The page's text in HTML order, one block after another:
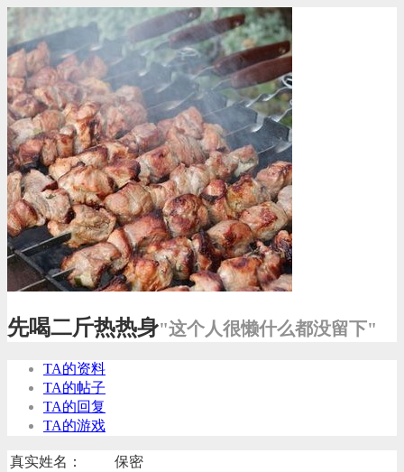
先喝二斤热热身"这个人很懒什么都没留下"
TA的资料
TA的帖子
TA的回复
TA的游戏
真实姓名：
保密